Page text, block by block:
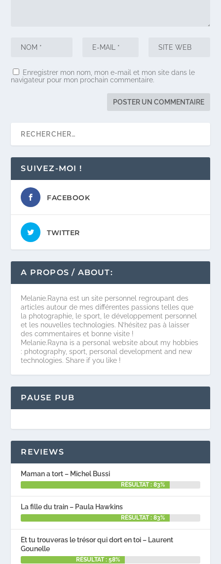
Enregistrer mon nom, mon e-mail et mon site dans le
navigateur pour mon prochain commentaire.
SUIVEZ-MOI !
FACEBOOK
TWITTER
A PROPOS / ABOUT:
Melanie.Rayna est un site personnel regroupant des
articles autour de mes différentes passions telles que
la photographie, le sport, le développement personnel
et les nouvelles technologies. N’hésitez pas à laisser
des commentaires et bonne visite !
Melanie.Rayna is a personal website about my hobbies
: photography, sport, personal development and new
technologies. Share if you like !
PAUSE PUB
REVIEWS
Maman a tort – Michel Bussi
RÉSULTAT : 83%
La fille du train – Paula Hawkins
RÉSULTAT : 83%
Et tu trouveras le trésor qui dort en toi – Laurent
Gounelle
RÉSULTAT : 58%